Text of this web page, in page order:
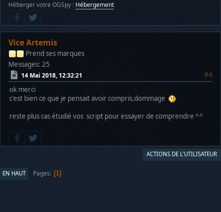
Héberger votre OGSpy : Hébergement
Vice Artemis
Prend ses marques
Messages: 25
14 Mai 2018, 12:32:21
#4
ok merci
c'est bien ce que je pensait avoir compris,dommage
reste plus cas étudié vos script pour essayer de comprendre ^^
ACTIONS DE L'UTILISATEUR
EN HAUT Pages 1